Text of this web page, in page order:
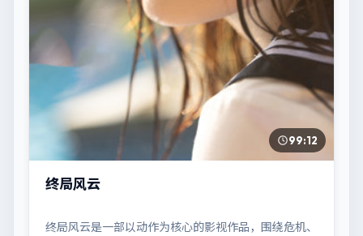
99:12
终局风云
终局风云是一部以动作为核心的影视作品，围绕危机、